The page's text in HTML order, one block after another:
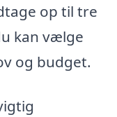
op til tre
kan vælge
og budget.